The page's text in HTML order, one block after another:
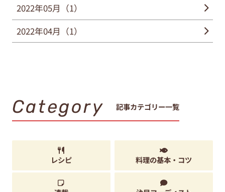
2022年05月（1）
2022年04月（1）
Category 記事カテゴリー一覧
レシピ 料理の基本・コツ